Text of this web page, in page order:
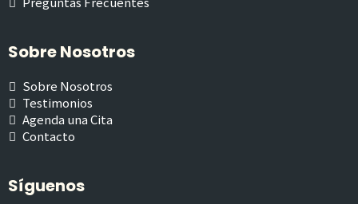
Sobre Nosotros
Sobre Nosotros
Testimonios
Agenda una Cita
Contacto
Síguenos